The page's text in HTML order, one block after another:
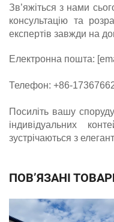
Зв’яжіться з нами
консультацію та
експертів завжди на
Електронна пошта:
Телефон: +86-
Посиліть вашу
індивідуальних
зустрічаються з
ПОВ’ЯЗАНІ